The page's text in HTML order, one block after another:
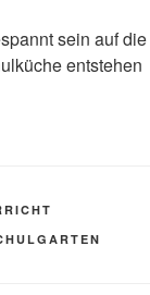
sein auf die
entstehen